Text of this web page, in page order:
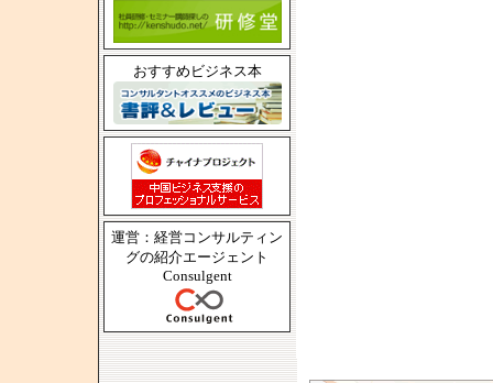
おすすめビジネス本
運営：経営コンサルティン
グの紹介エージェント
Consulgent